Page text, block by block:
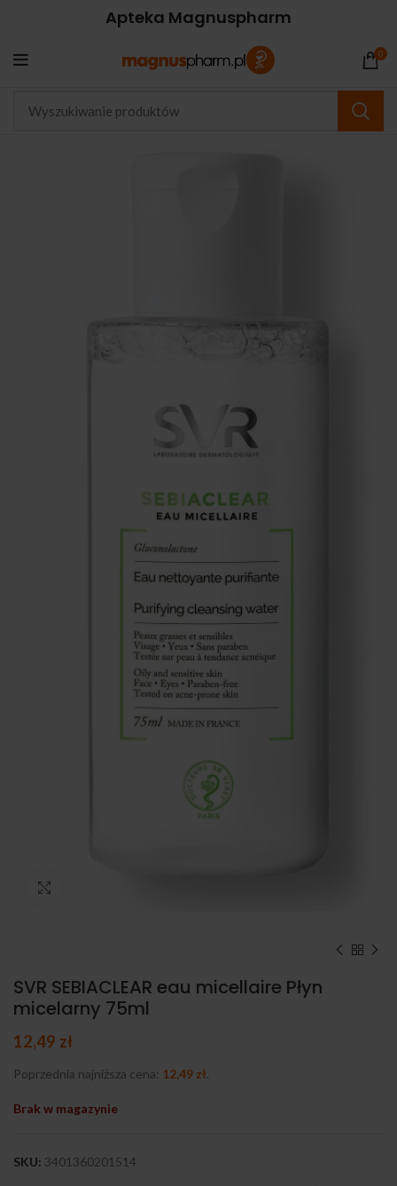
Apteka Magnuspharm
0
SVR SEBIACLEAR eau micellaire Płyn
micelarny 75ml
12,49 zł
Poprzednia najniższa cena: 12,49 zł.
Brak w magazynie
SKU: 3401360201514